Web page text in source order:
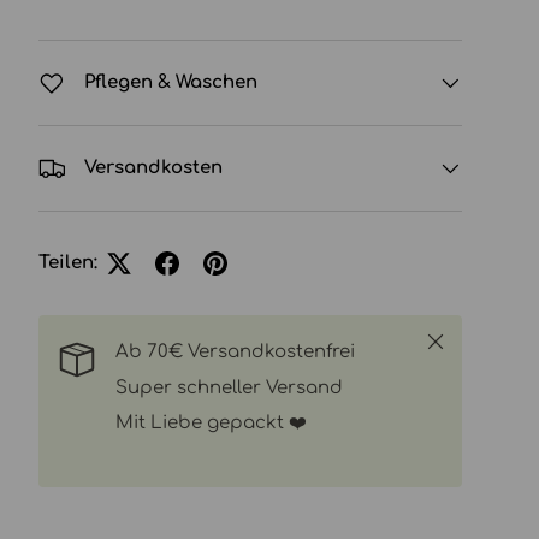
Pflegen & Waschen
Versandkosten
Teilen:
Ab 70€ Versandkostenfrei
Super schneller Versand
Mit Liebe gepackt ❤️
Schließen